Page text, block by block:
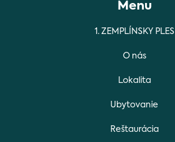
Menu
1. ZEMPLÍNSKY PLES
O nás
Lokalita
Ubytovanie
Reštaurácia